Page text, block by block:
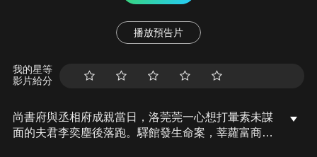
播放預告片
我的星等
影片給分
尚書府與丞相府成親當日，洛莞莞一心想打暈素未謀
面的夫君李奕塵後落跑。驛館發生命案，莘蘿富商朴